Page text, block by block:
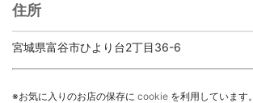
住所
宮城県富谷市ひより台2丁目36-6
※お気に入りのお店の保存に cookie を利用しています。